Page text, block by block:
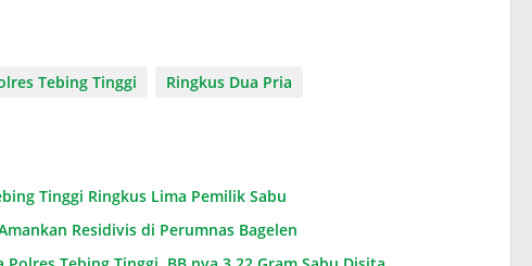
Tebing Tinggi
Ringkus Dua Pria
Tinggi Ringkus Lima Pemilik Sabu
Residivis di Perumnas Bagelen